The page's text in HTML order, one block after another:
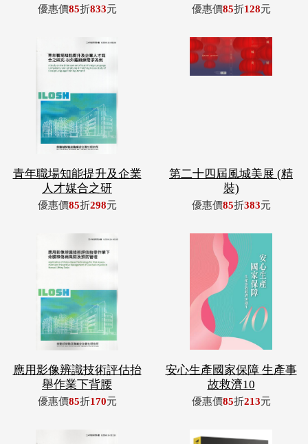
優惠價85折833元 優惠價85折128元
青年職場知能提升及企業
人才媒合之研
優惠價85折298元
第二十四屆風城美展 (精
裝)
優惠價85折383元
應用影像辨識技術評估抬
舉作業下背腰
優惠價85折170元
安心生產國家保障 生產事
故救濟10
優惠價85折213元